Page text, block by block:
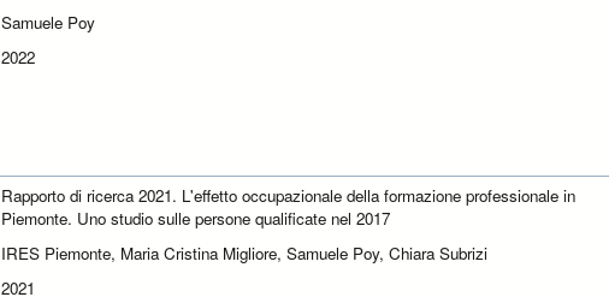
Samuele Poy
2022
Rapporto di ricerca 2021. L'effetto occupazionale della formazione professionale in
Piemonte. Uno studio sulle persone qualificate nel 2017
IRES Piemonte, Maria Cristina Migliore, Samuele Poy, Chiara Subrizi
2021